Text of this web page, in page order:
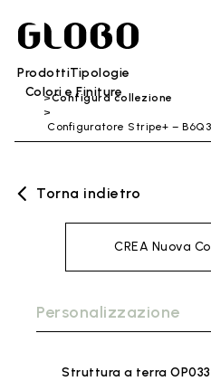
ProdottiTipologie
Colori e Finiture
Configura collezione
Configuratore Stripe+ –
Torna indietro
CREA Nuova
Personalizzazione
Struttura a terra